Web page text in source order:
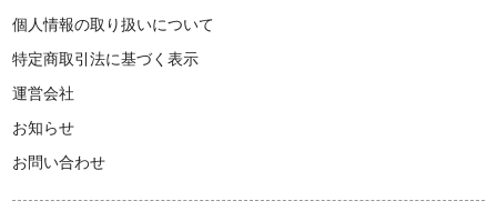
個人情報の取り扱いについて
特定商取引法に基づく表示
運営会社
お知らせ
お問い合わせ